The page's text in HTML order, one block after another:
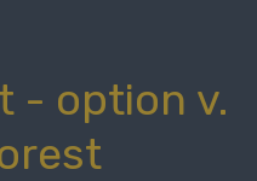
- option v.